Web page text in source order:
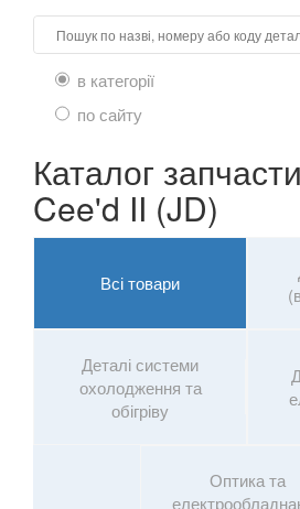
Rio III (UB, QB)
Rio IV (YB)
Sorento II (XM)
Sorento III (UM, C5)
Soul I (AM)
Soul II (PS)
Soul EV I
Soul EV II
Sportage I (K00, JA)
в категорії
по сайту
Каталог
Cee'd II (JD)
Всі товари
Деталі системи
охолодження та
обігріву
Оптика та